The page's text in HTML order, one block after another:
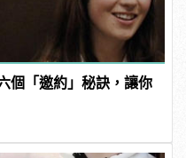
個「邀約」秘訣，讓你